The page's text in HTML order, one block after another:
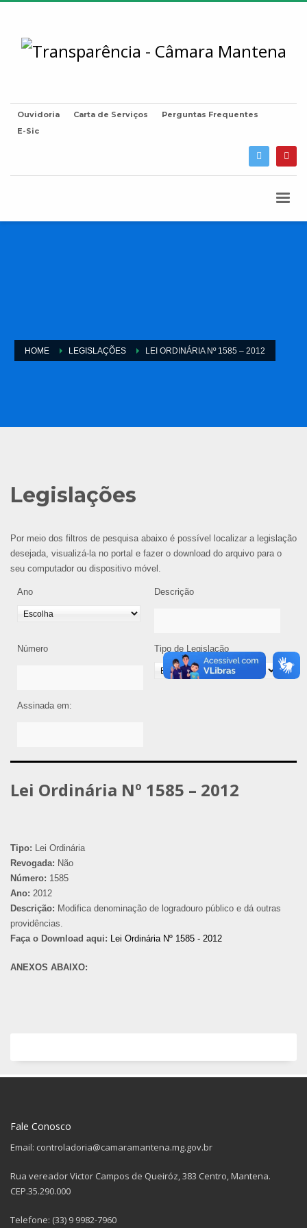
Ouvidoria Carta de Serviços
Perguntas Frequentes
E-Sic
HOME LEGISLAÇÕES LEI ORDINÁRIA Nº 1585 – 2012
Legislações
Por meio dos filtros de pesquisa abaixo é possível localizar a legislação
desejada, visualizá-la no portal e fazer o download do arquivo para o
seu computador ou dispositivo móvel.
Ano Descrição
Número Tipo de Legislação
Assinada em:
Lei Ordinária Nº 1585 – 2012
Tipo: Lei Ordinária
Revogada: Não
Número: 1585
Ano: 2012
Descrição: Modifica denominação de logradouro público e dá outras
providências.
Faça o Download aqui: Lei Ordinária Nº 1585 - 2012
ANEXOS ABAIXO:
Fale Conosco
Email: controladoria@camaramantena.mg.gov.br
Rua vereador Victor Campos de Queiróz, 383 Centro, Mantena.
CEP.35.290.000
Telefone: (33) 9 9982-7960